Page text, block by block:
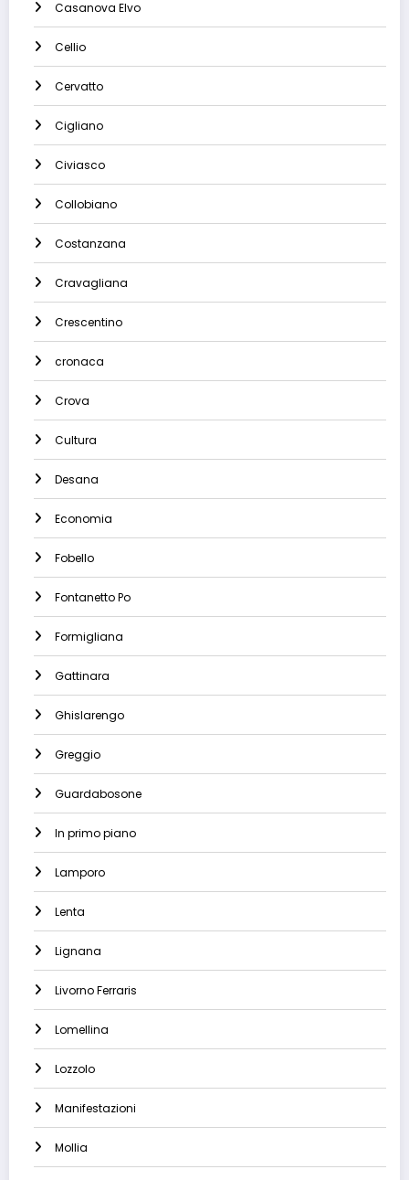
Casanova Elvo
Cellio
Cervatto
Cigliano
Civiasco
Collobiano
Costanzana
Cravagliana
Crescentino
cronaca
Crova
Cultura
Desana
Economia
Fobello
Fontanetto Po
Formigliana
Gattinara
Ghislarengo
Greggio
Guardabosone
In primo piano
Lamporo
Lenta
Lignana
Livorno Ferraris
Lomellina
Lozzolo
Manifestazioni
Mollia